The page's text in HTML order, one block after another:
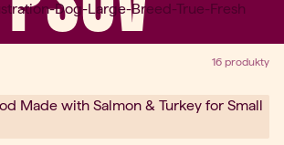
16 produkty